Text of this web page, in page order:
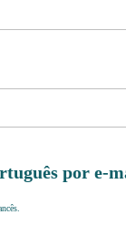
por e-